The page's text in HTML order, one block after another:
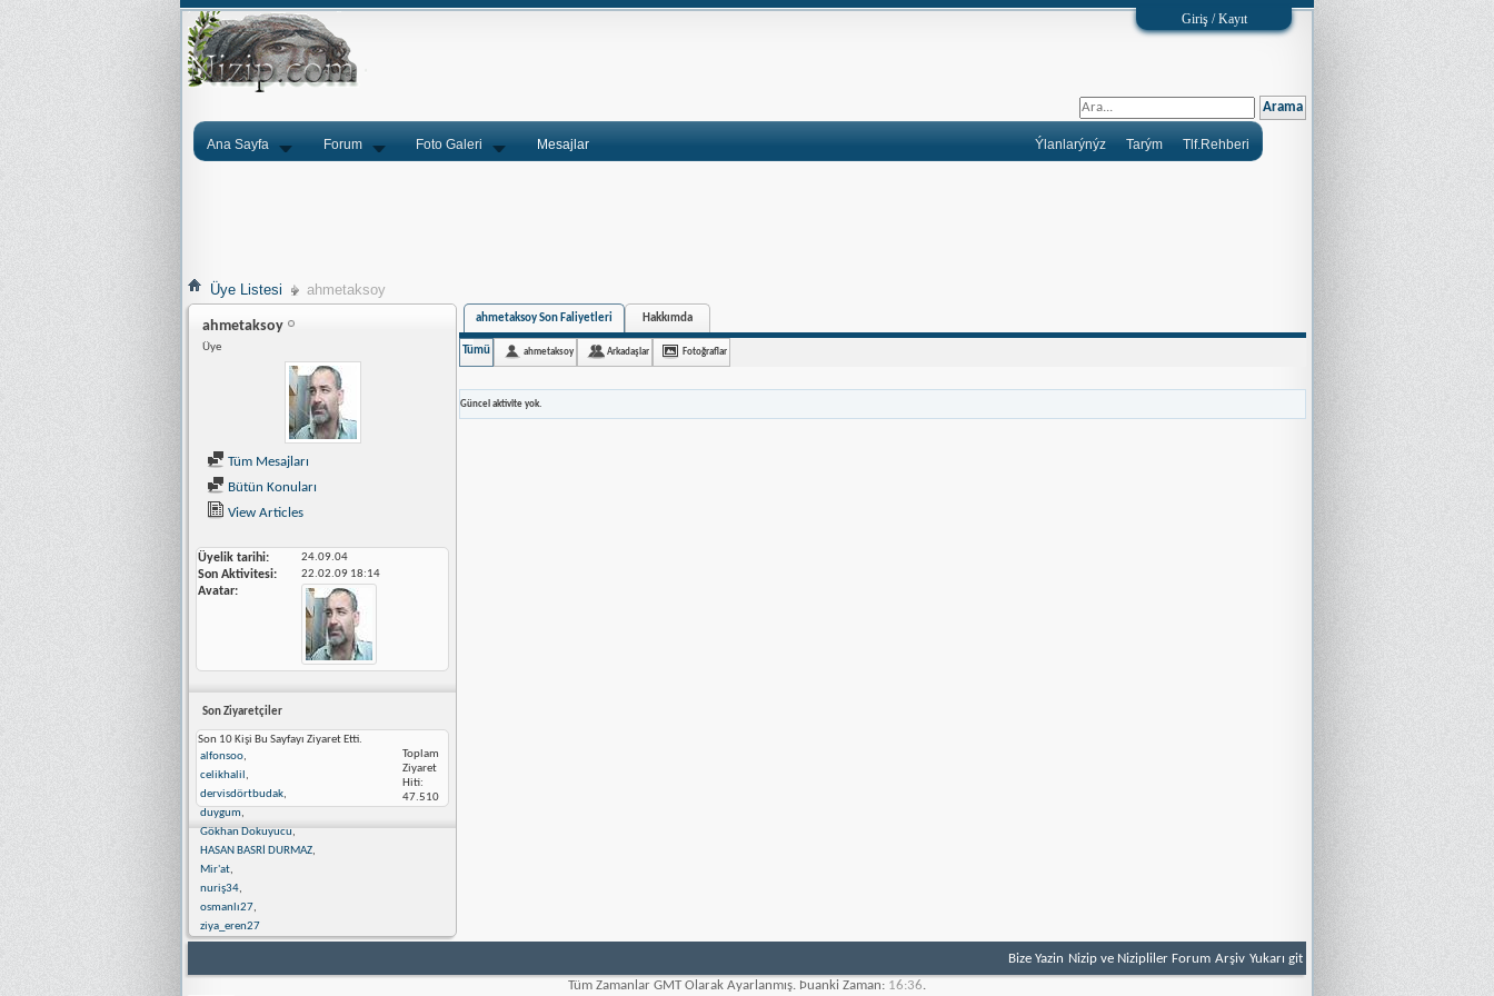
Giriş / Kayıt
Ana Sayfa Forum Foto Galeri Mesajlar Tlf.Rehberi
Tarým
Ýlanlarýnýz
Üye Listesi ahmetaksoy
ahmetaksoy
Üye
Tüm Mesajları
Bütün Konuları
View Articles
Üyelik tarihi 24.09.04
Son Aktivitesi 22.02.09 18:14
Avatar
Son Ziyaretçiler
Son 10 Kişi Bu Sayfayı Ziyaret Etti.
alfonsoo,
celikhalil,
dervisdörtbudak,
duygum,
Gökhan Dokuyucu,
HASAN BASRİ DURMAZ,
Mir'at,
nuriş34,
osmanlı27,
ziya_eren27
Toplam
Ziyaret
Hiti:
47.510
ahmetaksoy Son Faliyetleri Hakkımda
Tümü ahmetaksoy Arkadaşlar Fotoğraflar
Güncel aktivite yok.
Bize Yazin Nizip ve Nizipliler Forum Arşiv Yukarı git
Tüm Zamanlar GMT Olarak Ayarlanmış. Þuanki Zaman: 16:36.